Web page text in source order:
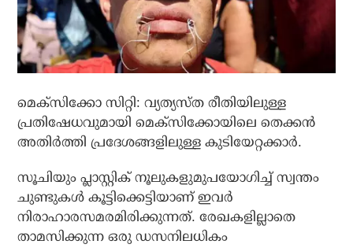
മെക്‌സിക്കോ സിറ്റി: വ്യത്യസ്ത രീതിയിലുള്ള
പ്രതിഷേധവുമായി മെക്‌സിക്കോയിലെ തെക്കന്‍
അതിര്‍ത്തി പ്രദേശങ്ങളിലുള്ള കുടിയേറ്റക്കാര്‍.
സൂചിയും പ്ലാസ്റ്റിക് നൂലുകളുമുപയോഗിച്ച് സ്വന്തം
ചുണ്ടുകള്‍ കൂട്ടിക്കെട്ടിയാണ് ഇവര്‍
നിരാഹാരസമരമിരിക്കുന്നത്. രേഖകളില്ലാതെ
താമസിക്കുന്ന ഒരു ഡസനിലധികം